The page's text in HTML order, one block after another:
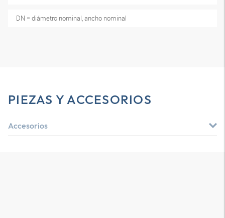
DN = diámetro nominal, ancho nominal
PIEZAS Y ACCESORIOS
Accesorios